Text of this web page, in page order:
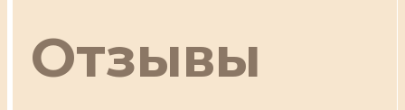
Отзывы